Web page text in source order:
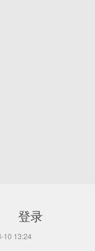
登录
10 13:24